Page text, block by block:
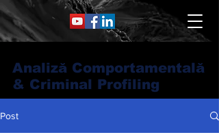
Analiză Comportamentală
& Criminal Profiling
Post